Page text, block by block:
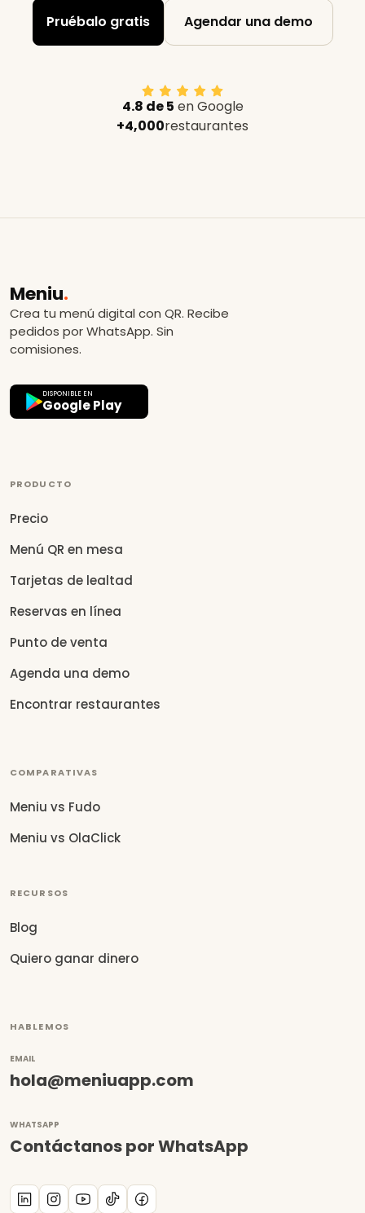
Pruébalo gratis Agendar una demo
4.8 de 5 en Google
+4,000restaurantes
Meniu.
Crea tu menú digital con QR. Recibe
pedidos por WhatsApp. Sin
comisiones.
DISPONIBLE EN
Google Play
PRODUCTO
Precio
Menú QR en mesa
Tarjetas de lealtad
Reservas en línea
Punto de venta
Agenda una demo
Encontrar restaurantes
COMPARATIVAS
Meniu vs Fudo
Meniu vs OlaClick
RECURSOS
Blog
Quiero ganar dinero
HABLEMOS
EMAIL
hola@meniuapp.com
WHATSAPP
Contáctanos por WhatsApp